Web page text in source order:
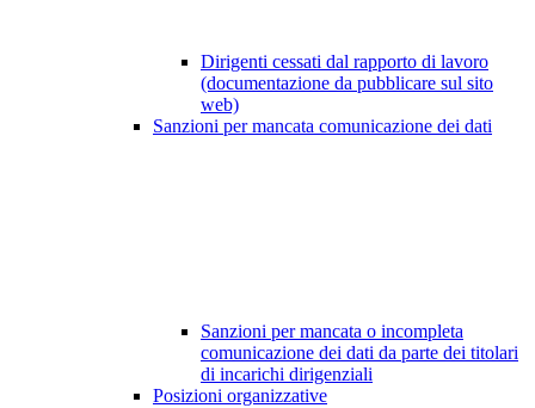
Dirigenti cessati dal rapporto di lavoro
(documentazione da pubblicare sul sito
web)
Sanzioni per mancata comunicazione dei dati
Sanzioni per mancata o incompleta
comunicazione dei dati da parte dei titolari
di incarichi dirigenziali
Posizioni organizzative